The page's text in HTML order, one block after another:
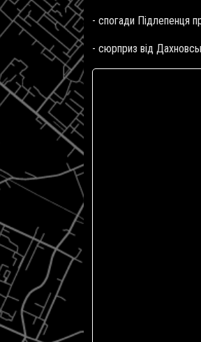
- спогади Підлепенця
- сюрприз від